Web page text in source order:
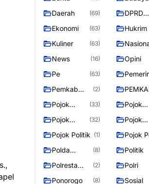
Daerah (69)
DPRD
RAYA
Ekonomi (63) Hukrim
Kuliner (63)
News (16) Opini
Pe (63)
Pemkab
Raya
(2)
RAYA
Pojok
(33)
Pojok
Pojok
(32)
Pojok
Pojok Politik (1) Pojok
Polda
Tengah
(8) Politik
Polresta
(2) Polri
Ponorogo (8) Sosial